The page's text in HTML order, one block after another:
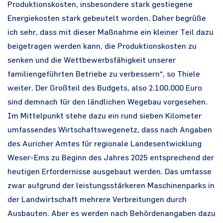
Produktionskosten, insbesondere stark gestiegene
Energiekosten stark gebeutelt worden. Daher begrüße
ich sehr, dass mit dieser Maßnahme ein kleiner Teil dazu
beigetragen werden kann, die Produktionskosten zu
senken und die Wettbewerbsfähigkeit unserer
familiengeführten Betriebe zu verbessern“, so Thiele
weiter. Der Großteil des Budgets, also 2.100.000 Euro
sind demnach für den ländlichen Wegebau vorgesehen.
Im Mittelpunkt stehe dazu ein rund sieben Kilometer
umfassendes Wirtschaftswegenetz, dass nach Angaben
des Auricher Amtes für regionale Landesentwicklung
Weser-Ems zu Beginn des Jahres 2025 entsprechend der
heutigen Erfordernisse ausgebaut werden. Das umfasse
zwar aufgrund der leistungsstärkeren Maschinenparks in
der Landwirtschaft mehrere Verbreitungen durch
Ausbauten. Aber es werden nach Behördenangaben dazu